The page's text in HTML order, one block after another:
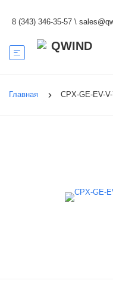
8 (343) 346-35-57 \
Главная CPX-GE-EV-